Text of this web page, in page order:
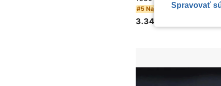
#5 Najlepšie predávané
3.34€
Spravovať